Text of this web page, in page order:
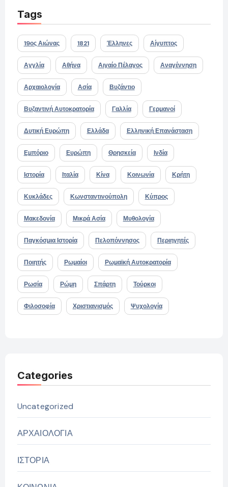
Tags
19ος Αιώνας 1821 Έλληνες Αίγυπτος
Αγγλία Αθήνα Αιγαίο Πέλαγος Αναγέννηση
Αρχαιολογία Ασία Βυζάντιο
Βυζαντινή Αυτοκρατορία Γαλλία Γερμανοί
Δυτική Ευρώπη Ελλάδα Ελληνική Επανάσταση
Εμπόριο Ευρώπη Θρησκεία Ινδία
Ιστορία Ιταλία Κίνα Κοινωνία Κρήτη
Κυκλάδες Κωνσταντινούπολη Κύπρος
Μακεδονία Μικρά Ασία Μυθολογία
Παγκόσμια Ιστορία Πελοπόννησος Περιηγητές
Ποιητής Ρωμαίοι Ρωμαϊκή Αυτοκρατορία
Ρωσία Ρώμη Σπάρτη Τούρκοι
Φιλοσοφία Χριστιανισμός Ψυχολογία
Categories
Uncategorized
ΑΡΧΑΙΟΛΟΓΙΑ
ΙΣΤΟΡΙΑ